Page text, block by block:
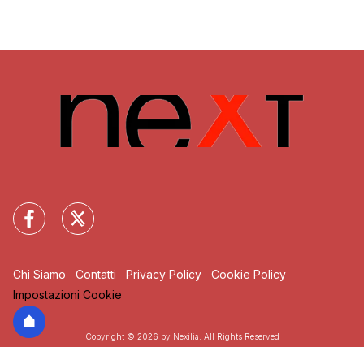
Chi Siamo Contatti Privacy Policy
Cookie Policy
Impostazioni Cookie
Copyright © 2026 by Nexilia. All Rights Reserved